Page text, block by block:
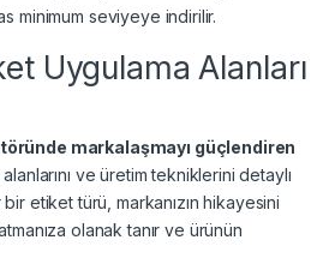
minimum seviyeye indirilir.
Uygulama Alanları
markalaşmayı güçlendiren
alanlarını ve üretim tekniklerini detaylı
etiket türü, markanızın hikayesini
olanak tanır ve ürünün